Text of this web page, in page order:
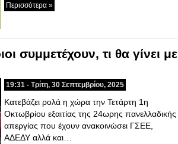
Περισσότερα »
συμμετέχουν, τι θα γίνει με
19:31 - Τρίτη, 30 Σεπτεμβρίου, 2025
Κατεβάζει ρολά η χώρα την Τετάρτη 1η
Οκτωβρίου εξαιτίας της 24ωρης πανελλαδικής
απεργίας που έχουν ανακοινώσει ΓΣΕΕ,
ΑΔΕΔΥ αλλά και…